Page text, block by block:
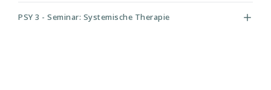
PSY 3 - Seminar: Systemische Therapie